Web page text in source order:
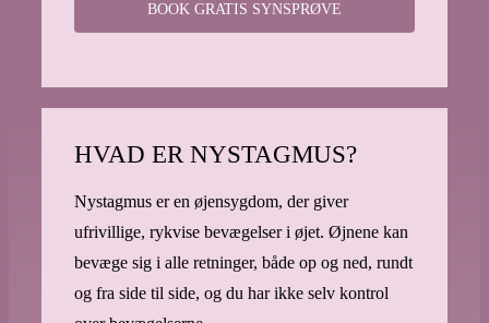
BOOK GRATIS SYNSPRØVE
HVAD ER NYSTAGMUS?
Nystagmus er en øjensygdom, der giver
ufrivillige, rykvise bevægelser i øjet. Øjnene kan
bevæge sig i alle retninger, både op og ned, rundt
og fra side til side, og du har ikke selv kontrol